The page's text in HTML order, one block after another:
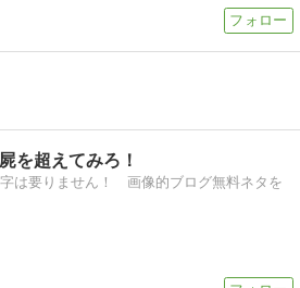
を超えてみろ！
は要りません！ 画像的ブログ無料ネタを